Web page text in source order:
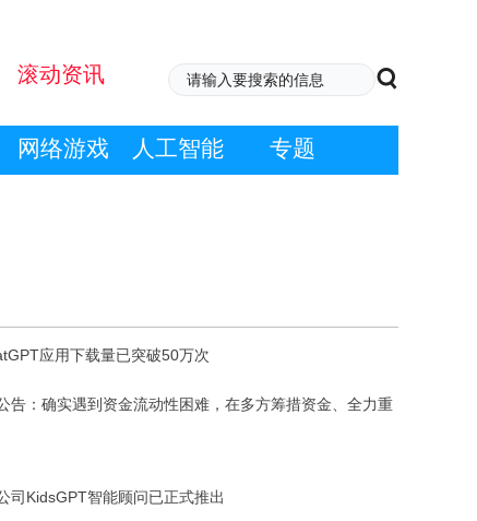
滚动资讯
网络游戏 人工智能 专题
应用下载量已突破50万次
告：确实遇到资金流动性困难，在多方筹措资金、全力重
司KidsGPT智能顾问已正式推出